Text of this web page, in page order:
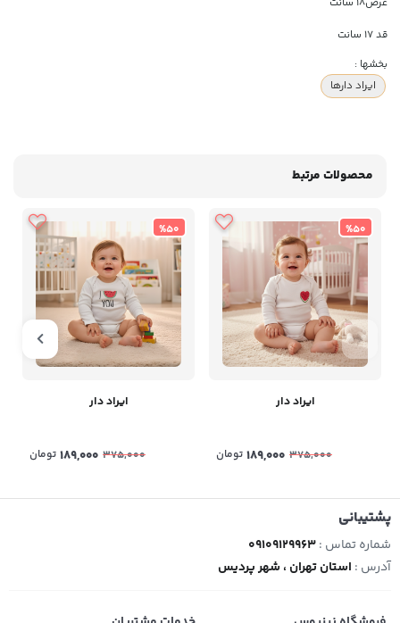
قد ۱۷ سانت
بخشها :
ایراد دارها
محصولات مرتبط
%50
ایراد دار
375,000
189,000 تومان
%50
ایراد دار
375,000
189,000 تومان
پشتیبانی
شماره تماس :09109129963
آدرس : استان تهران ، شهر پردیس